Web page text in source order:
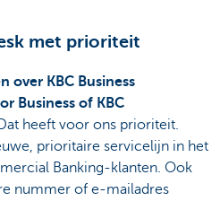
met prioriteit
over KBC Business
Business of KBC
heeft voor ons prioriteit.
prioritaire servicelijn in het
Banking-klanten. Ook
nummer of e-mailadres